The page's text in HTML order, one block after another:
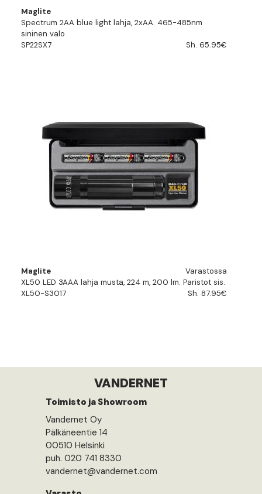
Maglite
Spectrum 2AA blue light lahja, 2xAA. 465-485nm
sininen valo
SP22SX7
Sh. 65.95€
Maglite
Varastossa
XL50 LED 3AAA lahja musta, 224 m, 200 lm. Paristot sis.
XL50-S3017
Sh. 87.95€
VANDERNET
Toimisto ja Showroom
Vandernet Oy
Pälkäneentie 14
00510 Helsinki
puh. 020 741 8330
vandernet@vandernet.com